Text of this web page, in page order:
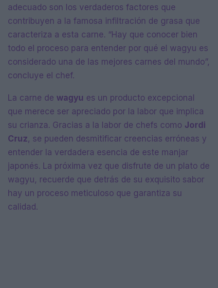
adecuado son los verdaderos factores que
contribuyen a la famosa infiltración de grasa que
caracteriza a esta carne. “Hay que conocer bien
todo el proceso para entender por qué el wagyu es
considerado una de las mejores carnes del mundo”,
concluye el chef.
La carne de wagyu es un producto excepcional
que merece ser apreciado por la labor que implica
su crianza. Gracias a la labor de chefs como Jordi
Cruz, se pueden desmitificar creencias erróneas y
entender la verdadera esencia de este manjar
japonés. La próxima vez que disfrute de un plato de
wagyu, recuerde que detrás de su exquisito sabor
hay un proceso meticuloso que garantiza su
calidad.